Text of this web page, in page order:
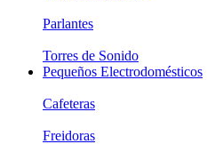
Parlantes
Torres de Sonido
Pequeños Electrodomésticos
Cafeteras
Freidoras